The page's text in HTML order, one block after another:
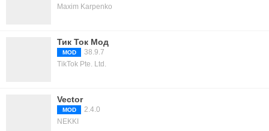
Maxim Karpenko
Тик Ток Мод
MOD
38.9.7
TikTok Pte. Ltd.
Vector
MOD
2.4.0
NEKKI